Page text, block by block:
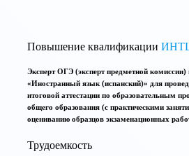
Повышение квалификации
Эксперт ОГЭ (эксперт предметной
«Иностранный язык (испанский)» для
итоговой аттестации по образовательным
общего образования (с практическими
оцениванию образцов экзаменационных
Трудоемкость